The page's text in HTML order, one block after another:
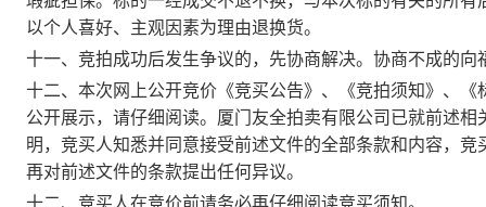
以个人喜好、主观因素为理由退换货。
十一、竞拍成功后发生争议的，先协商解决。协商不成的
十二、本次网上公开竞价《竞买公告》、《竞拍须知》、
公开展示，请仔细阅读。厦门友全拍卖有限公司已就前述
明，竞买人知悉并同意接受前述文件的全部条款和内容，
再对前述文件的条款提出任何异议。
十二、竞买人在竞价前请务必再仔细阅读竞买须知。